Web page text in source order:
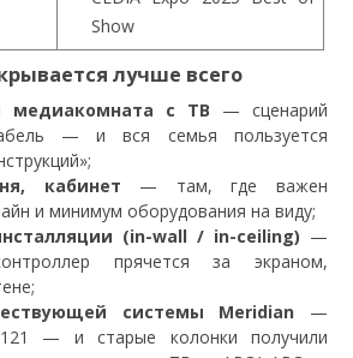
Show
лучше всего
медиакомната с ТВ
— сценарий
— и вся семья пользуется
кабинет
— там, где важен
и минимум оборудования на виду;
(in-wall / in-ceiling) —
прячется за экраном,
системы Meridian
—
— и старые колонки получили